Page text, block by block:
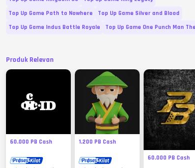
Top Up Game Path to Nowhere
Top Up Game Silver and Blood
Top Up Game Indus Battle Royale
Top Up Game One Punch Man
Produk Relevan
60.000 PB Cash 1.200 PB Cash
60.000 PB Cash